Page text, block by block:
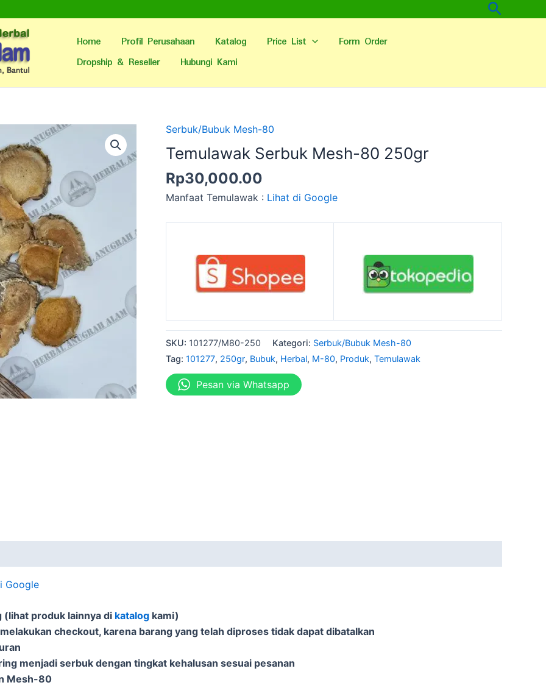
Cari
Home Profil Perusahaan Katalog Price List
Form Order
Dropship & Reseller
Hubungi Kami
Serbuk/Bubuk Mesh-80
Temulawak Serbuk Mesh-80 250gr
Rp30,000.00
Manfaat Temulawak : Lihat di Google
SKU: 101277/M80-250 Kategori: Serbuk/Bubuk Mesh-80
Tag: 101277, 250gr, Bubuk, Herbal, M-80, Produk, Temulawak
Pesan via Whatsapp
Google
(lihat produk lainnya di katalog kami)
checkout, karena barang yang telah diproses tidak dapat dibatalkan
menjadi serbuk dengan tingkat kehalusan sesuai pesanan
Mesh-80